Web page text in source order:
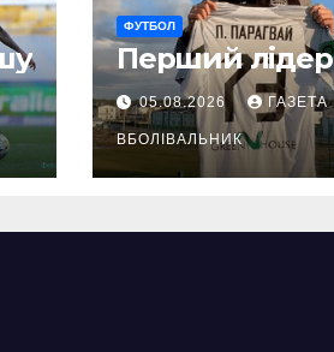
ФУТБОЛ
Перший лідер
05.08.2026 ГАЗЕТА
ВБОЛІВАЛЬНИК